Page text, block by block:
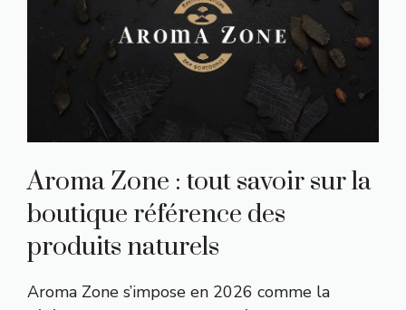
Aroma Zone : tout savoir sur la
boutique référence des
produits naturels
Aroma Zone s’impose en 2026 comme la